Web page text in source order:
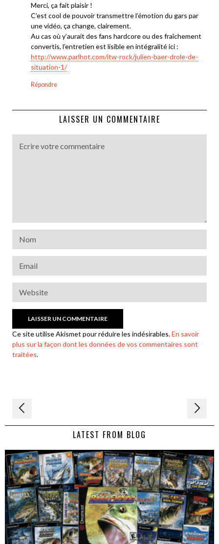
Merci, ça fait plaisir !
C’est cool de pouvoir transmettre l’émotion du gars par
une vidéo, ça change, clairement.
Au cas où y’aurait des fans hardcore ou des fraîchement
convertis, l’entretien est lisible en intégralité ici :
http://www.parlhot.com/itw-rock/julien-baer-drole-de-
situation-1/
Répondre
LAISSER UN COMMENTAIRE
Ce site utilise Akismet pour réduire les indésirables.En savoir
plus sur la façon dont les données de vos commentaires sont
traitées.
Navigation
de LATEST FROM BLOG